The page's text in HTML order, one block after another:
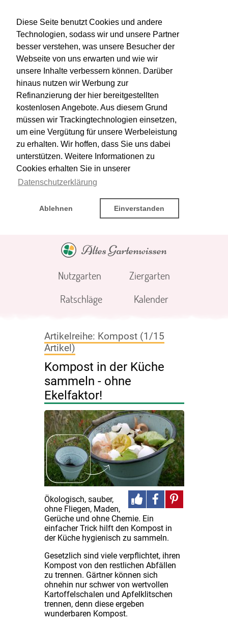
Diese Seite benutzt Cookies und andere
Technologien, sodass wir und unsere Partner
besser verstehen, was unsere Besucher der
Webseite von uns erwarten und wie wir
unsere Inhalte verbessern können. Darüber
hinaus nutzen wir Werbung zur
Refinanzierung der hier bereitgestellten
kostenlosen Angebote. Aus diesem Grund
müssen wir Trackingtechnologien einsetzen,
um eine Vergütung für unsere Werbeleistung
zu erhalten. Wir hoffen, dass Sie uns dabei
unterstützen. Weitere Informationen zu
Cookies erhalten Sie in unserer
Datenschutzerklärung
Ablehnen Einverstanden
Altes Gartenwissen
Nutzgarten
Ziergarten
Ratschläge
Kalender
Kompost 1 15
Kompost in der Küche
sammeln - ohne
Ekelfaktor!
Ökologisch, sauber,
ohne Fliegen, Maden,
Gerüche und ohne Chemie. Ein
einfacher Trick hilft den Kompost in
der Küche hygienisch zu sammeln.
Gesetzlich sind viele verpflichtet, ihren
Kompost von den restlichen Abfällen
zu trennen. Gärtner können sich
ohnehin nur schwer von wertvollen
Kartoffelschalen und Apfelklitschen
trennen, denn diese ergeben
wunderbaren Kompost.